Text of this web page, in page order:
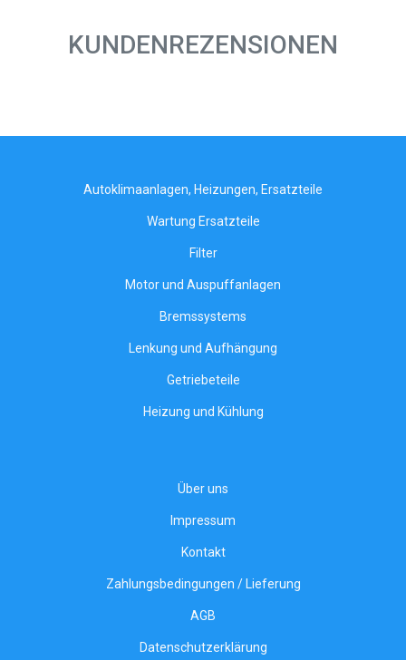
KUNDENREZENSIONEN
Autoklimaanlagen, Heizungen, Ersatzteile
Wartung Ersatzteile
Filter
Motor und Auspuffanlagen
Bremssystems
Lenkung und Aufhängung
Getriebeteile
Heizung und Kühlung
Über uns
Impressum
Kontakt
Zahlungsbedingungen / Lieferung
AGB
Datenschutzerklärung